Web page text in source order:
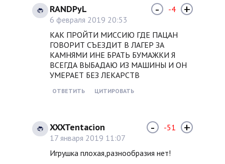
RANDPyL
6 февраля 2019 20:53
КАК ПРОЙТИ МИССИЮ ГДЕ ПАЦАН
ГОВОРИТ СЪЕЗДИТ В ЛАГЕР ЗА
КАМНЯМИ ИНЕ БРАТЬ БУМАЖКИ Я
ВСЕГДА ВЫБАДАЮ ИЗ МАШИНЫ И ОН
УМЕРАЕТ БЕЗ ЛЕКАРСТВ
ОТВЕТИТЬ ЦИТИРОВАТЬ
- -4 +
XXXTentacion
17 января 2019 11:07
Игрушка плохая,разнообразия нет!
- -51 +